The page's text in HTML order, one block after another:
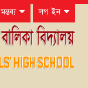
মন্তব্য লগ ইন